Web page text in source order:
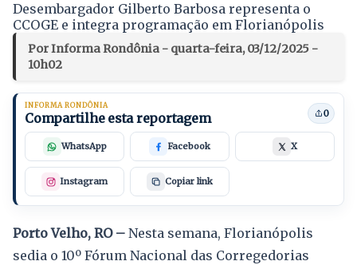
Desembargador Gilberto Barbosa representa o
CCOGE e integra programação em Florianópolis
Por Informa Rondônia - quarta-feira, 03/12/2025 -
10h02
INFORMA RONDÔNIA
Compartilhe esta reportagem 0
WhatsApp Facebook X
Instagram Copiar link
Porto Velho, RO – Nesta semana, Florianópolis
sedia o 10º Fórum Nacional das Corregedorias